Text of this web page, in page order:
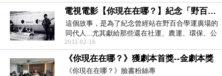
電視電影【你現在在哪？】紀念「野百合學運」21週年
這個故事，是為了紀念曾經站在野百合學運廣場的
同代人...尤其獻給那些還在社運、農運、環保、公
平正義與...
2011-02-16
《你現在在哪？》獲劇本首獎--金劇本獎
《你現在在哪？》臉書粉絲專